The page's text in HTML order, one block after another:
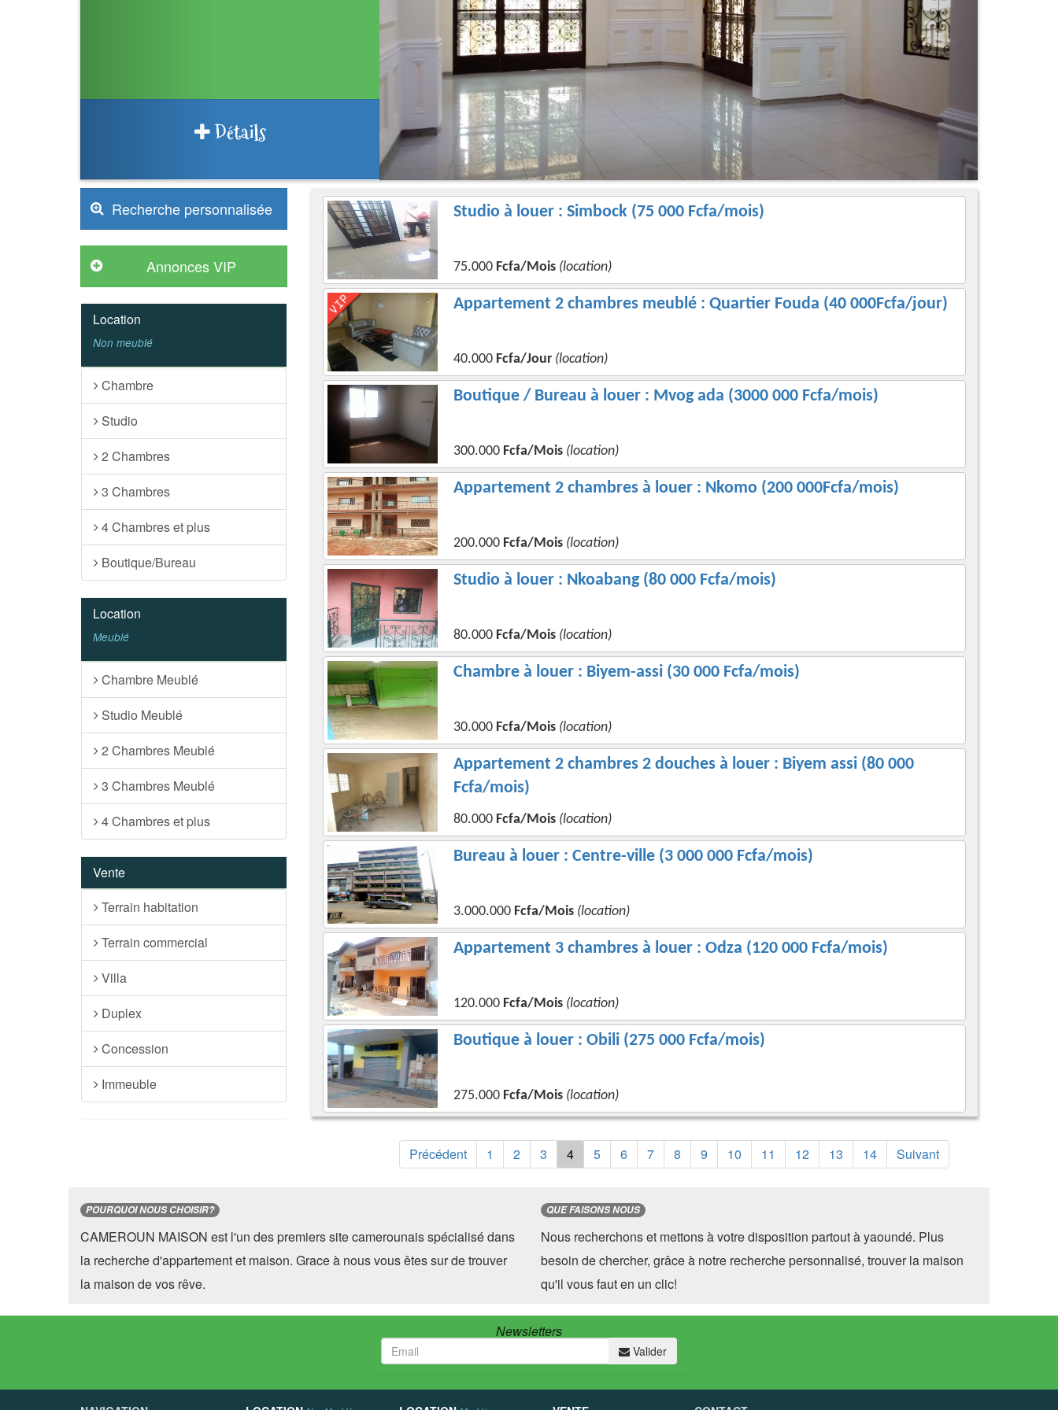
Détails
Recherche personnalisée
Location
Non meublé
Chambre
Studio
2 Chambres
3 Chambres
4 Chambres et plus
Boutique/Bureau
Location
Meublé
Chambre Meublé
Studio Meublé
2 Chambres Meublé
3 Chambres Meublé
4 Chambres et plus
Vente
Terrain habitation
Terrain commercial
Villa
Duplex
Concession
Immeuble
Studio à louer : Simbock (75 000 Fcfa/mois)
75.000 Fcfa/Mois (location)
Appartement 2 chambres meublé : Quartier Fouda (40 000Fcfa/jour)
40.000 Fcfa/Jour (location)
Boutique / Bureau à louer : Mvog ada (3000 000 Fcfa/mois)
300.000 Fcfa/Mois (location)
Appartement 2 chambres à louer : Nkomo (200 000Fcfa/mois)
200.000 Fcfa/Mois (location)
Studio à louer : Nkoabang (80 000 Fcfa/mois)
80.000 Fcfa/Mois (location)
Chambre à louer : Biyem-assi (30 000 Fcfa/mois)
30.000 Fcfa/Mois (location)
Appartement 2 chambres 2 douches à louer : Biyem assi (80 000
Fcfa/mois)
80.000 Fcfa/Mois (location)
Bureau à louer : Centre-ville (3 000 000 Fcfa/mois)
3.000.000 Fcfa/Mois (location)
Appartement 3 chambres à louer : Odza (120 000 Fcfa/mois)
120.000 Fcfa/Mois (location)
Boutique à louer : Obili (275 000 Fcfa/mois)
275.000 Fcfa/Mois (location)
Précédent 1 2 3 4 5 6 7 8 9 10 11 12 13 14 Suivant
POURQUOI NOUS CHOISIR?
CAMEROUN MAISON est l'un des premiers site camerounais spécialisé dans
la recherche d'appartement et maison. Grace à nous vous êtes sur de trouver
la maison de vos rêve.
QUE FAISONS NOUS
Nous recherchons et mettons à votre disposition partout à yaoundé. Plus
besoin de chercher, grâce à notre recherche personnalisé, trouver la maison
qu'il vous faut en un clic!
Newsletters
Valider